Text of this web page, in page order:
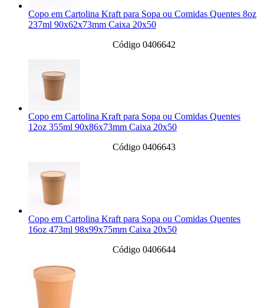
Copo em Cartolina Kraft para Sopa ou Comidas Quentes 8oz
237ml 90x62x73mm Caixa 20x50
Código 0406642
Copo em Cartolina Kraft para Sopa ou Comidas Quentes
12oz 355ml 90x86x73mm Caixa 20x50
Código 0406643
Copo em Cartolina Kraft para Sopa ou Comidas Quentes
16oz 473ml 98x99x75mm Caixa 20x50
Código 0406644